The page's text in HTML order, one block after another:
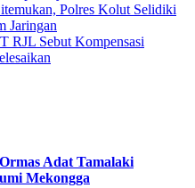
Polres Kolut Selidiki
Jaringan
RJL Sebut Kompensasi
Adat Tamalaki
Mekongga